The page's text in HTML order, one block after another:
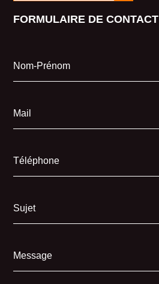
FORMULAIRE DE CONTACT
Nom-Prénom
Mail
Téléphone
Sujet
Message